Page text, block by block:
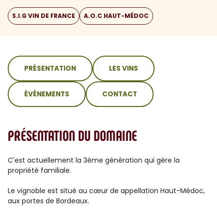
S.I.G VIN DE FRANCE A.O.C HAUT-MÉDOC
sommaire
PRÉSENTATION LES VINS
ÉVÉNEMENTS CONTACT
PRÉSENTATION DU DOMAINE
C'est actuellement la 3ème génération qui gère la
propriété familiale.
Le vignoble est situé au cœur de appellation Haut-Médoc,
aux portes de Bordeaux.